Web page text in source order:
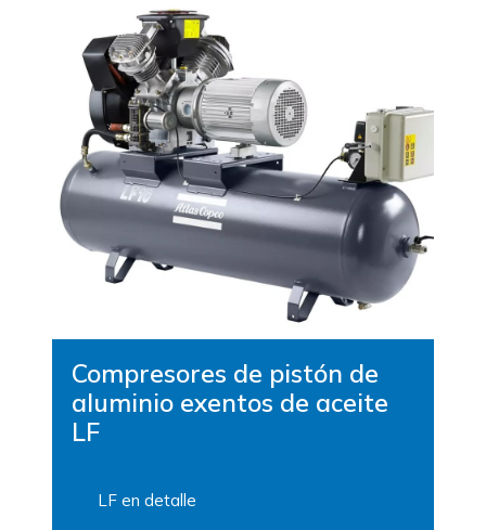
Compresores de pistón de
aluminio exentos de aceite
LF
LF en detalle